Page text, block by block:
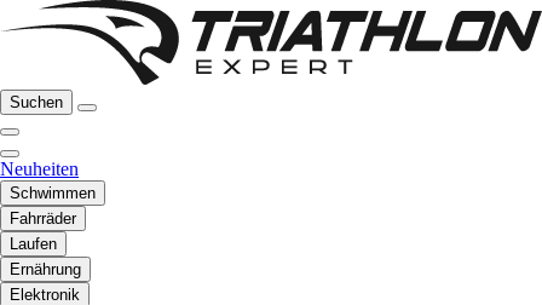
Suchen
Neuheiten
Schwimmen
Fahrräder
Laufen
Ernährung
Elektronik